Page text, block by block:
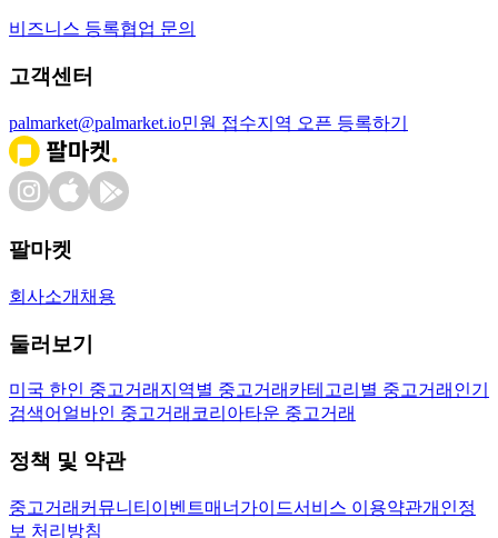
비즈니스 등록협업 문의
고객센터
palmarket@palmarket.io민원 접수지역 오픈 등록하기
팔마켓
회사소개 채용
둘러보기
미국 한인 중고거래 지역별 중고거래 카테고리별 중고거래 인기
검색어 얼바인 중고거래 코리아타운 중고거래
정책 및 약관
중고거래 커뮤니티 이벤트매너가이드서비스 이용약관개인정
보 처리방침